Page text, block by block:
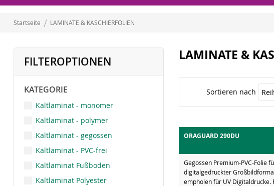
Startseite LAMINATE & KASCHIERFOLIEN
LAMINATE &
Sortieren nach
ORAGUARD 290DU
Gegossen Premium-PVC-Folie
digitalgedruckter
empholen für UV Digitaldrucke.
FILTEROPTIONEN
KATEGORIE
Kaltlaminat - monomer
Kaltlaminat - polymer
Kaltlaminat - gegossen
Kaltlaminat - PVC-frei
Kaltlaminat Fußboden
Kaltlaminat Polyester